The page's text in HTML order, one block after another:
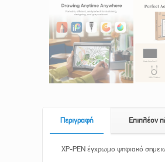
Περιγραφή Επιπλέον
XP-PEN έγχρωμο ψηφιακό